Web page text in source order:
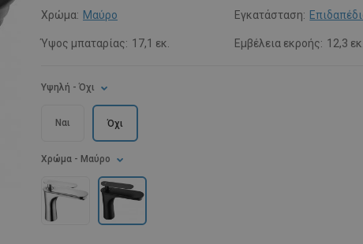
Χρώμα: Μαύρο Εγκατάσταση:
Ύψος μπαταρίας: 17,1 εκ. Εμβέλεια εκροής: 12,3 εκ.
Χρώμα - Μαύρο
Υψηλή - Όχι
Ναι Όχι